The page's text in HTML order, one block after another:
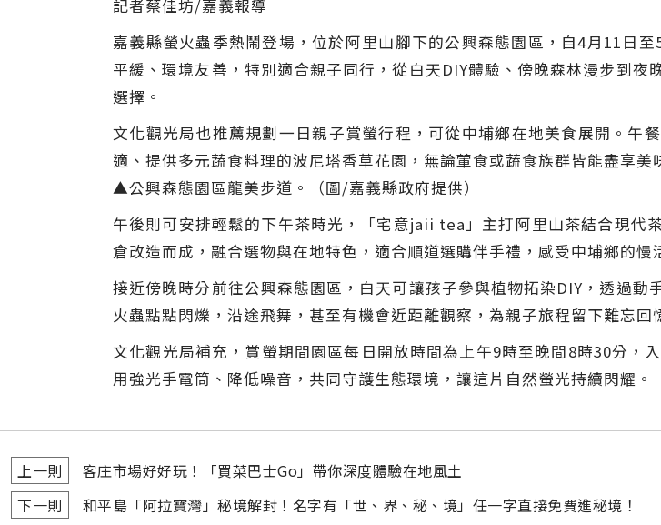
記者蔡佳坊/嘉義報導
嘉義縣螢火蟲季熱鬧登場，位於阿里山腳下的公興森態園區，自4月11日
平緩、環境友善，特別適合親子同行，從白天DIY體驗、傍晚森林漫步到
選擇。
文化觀光局也推薦規劃一日親子賞螢行程，可從中埔鄉在地美食展開。午
適、提供多元蔬食料理的波尼塔香草花園，無論葷食或蔬食族群皆能盡享美
▲公興森態園區龍美步道。（圖/嘉義縣政府提供）
午後則可安排輕鬆的下午茶時光，「宅意jaii tea」主打阿里山茶結合現代
倉改造而成，融合選物與在地特色，適合順道選購伴手禮，感受中埔鄉的慢
接近傍晚時分前往公興森態園區，白天可讓孩子參與植物拓染DIY，透過
火蟲點點閃爍，沿途飛舞，甚至有機會近距離觀察，為親子旅程留下難忘回
文化觀光局補充，賞螢期間園區每日開放時間為上午9時至晚間8時30分，
用強光手電筒、降低噪音，共同守護生態環境，讓這片自然螢光持續閃耀。
上一則
客庄市場好好玩！「買菜巴士Go」帶你深度體驗在地風土
下一則
和平島「阿拉寶灣」秘境解封！名字有「世、界、秘、境」任一字直接免費進秘境！